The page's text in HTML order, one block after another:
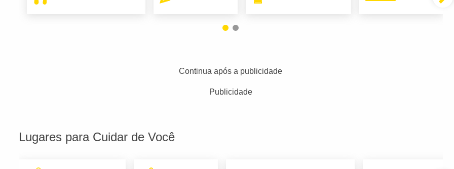
Continua após a publicidade
Publicidade
Lugares para Cuidar de Você